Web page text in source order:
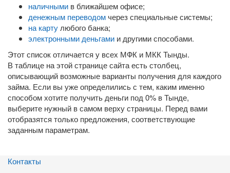
наличными в ближайшем офисе;
денежным переводом через специальные системы;
на карту любого банка;
электронными деньгами и другими способами.
Этот список отличается у всех МФК и МКК Тынды.
В таблице на этой странице сайта есть столбец,
описывающий возможные варианты получения для каждого
займа. Если вы уже определились с тем, каким именно
способом хотите получить деньги под 0% в Тынде,
выберите нужный в самом верху страницы. Перед вами
отобразятся только предложения, соответствующие
заданным параметрам.
Контакты